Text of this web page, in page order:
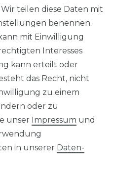
teilen diese Daten mit
benennen.
mit Einwilligung
Interesses
kann erteilt oder
das Recht, nicht
zu einem
oder zu
unser Impressum und
in unserer Daten­
© Copyright 2026 | Alle Rechte
vorbehalten.